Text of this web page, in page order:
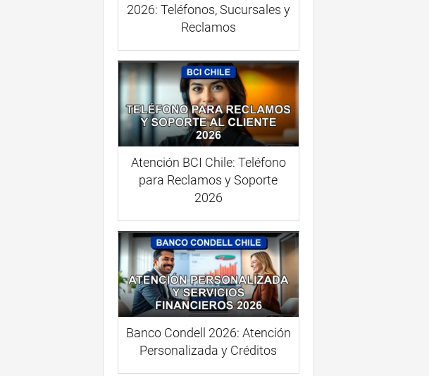
2026: Teléfonos, Sucursales y
Reclamos
Atención BCI Chile: Teléfono
para Reclamos y Soporte
2026
Banco Condell 2026: Atención
Personalizada y Créditos